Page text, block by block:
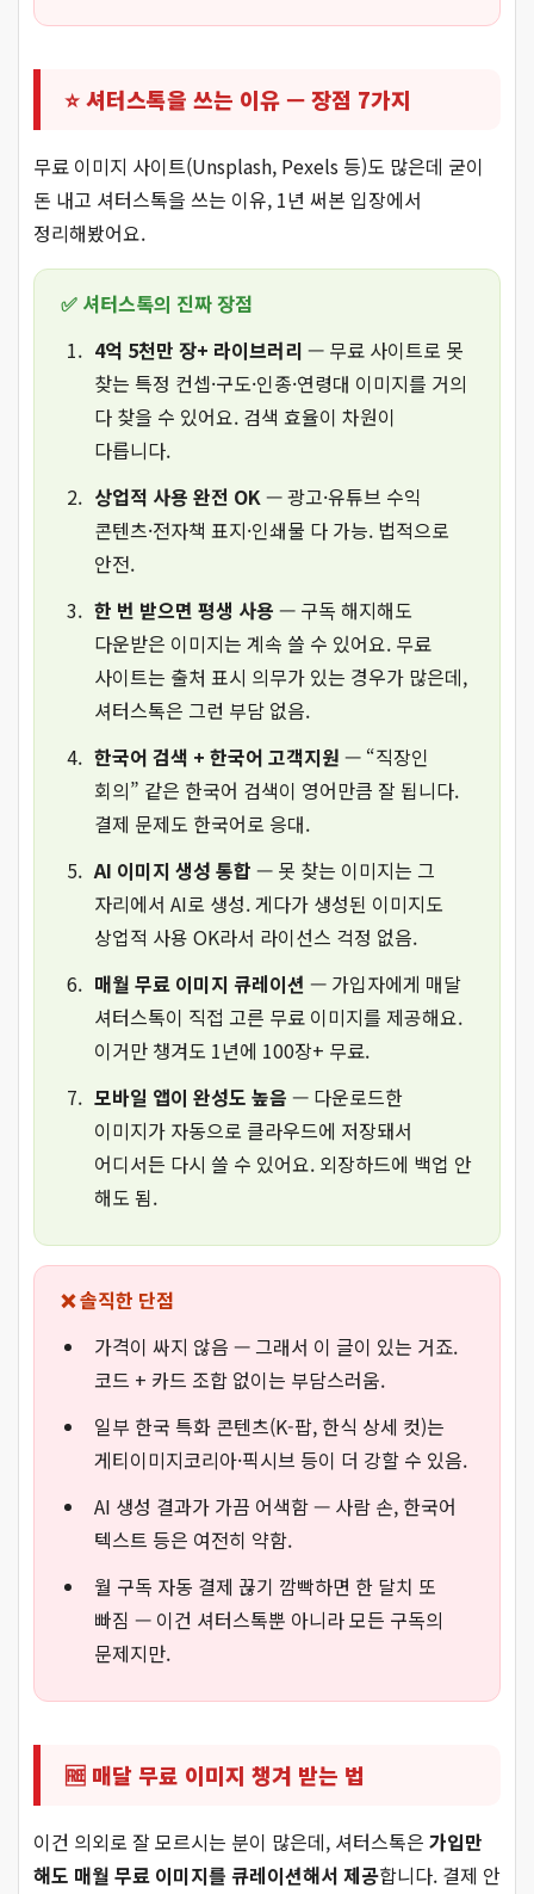
⭐ 셔터스톡을 쓰는 이유 — 장점 7가지
무료 이미지 사이트(Unsplash, Pexels 등)도 많은데 굳이
돈 내고 셔터스톡을 쓰는 이유, 1년 써본 입장에서
정리해봤어요.
✅ 셔터스톡의 진짜 장점
4억 5천만 장+ 라이브러리 — 무료 사이트로 못
찾는 특정 컨셉·구도·인종·연령대 이미지를 거의
다 찾을 수 있어요. 검색 효율이 차원이
다릅니다.
상업적 사용 완전 OK— 광고·유튜브 수익
콘텐츠·전자책 표지·인쇄물 다 가능. 법적으로
안전.
한 번 받으면 평생 사용 — 구독 해지해도
다운받은 이미지는 계속 쓸 수 있어요. 무료
사이트는 출처 표시 의무가 있는 경우가 많은데,
셔터스톡은 그런 부담 없음.
한국어 검색 + 한국어 고객지원 — “직장인
회의” 같은 한국어 검색이 영어만큼 잘 됩니다.
결제 문제도 한국어로 응대.
AI 이미지 생성 통합 — 못 찾는 이미지는 그
자리에서 AI로 생성. 게다가 생성된 이미지도
상업적 사용 OK라서 라이선스 걱정 없음.
매월 무료 이미지 큐레이션 — 가입자에게 매달
셔터스톡이 직접 고른 무료 이미지를 제공해요.
이거만 챙겨도 1년에 100장+ 무료.
모바일 앱이 완성도 높음 — 다운로드한
이미지가 자동으로 클라우드에 저장돼서
어디서든 다시 쓸 수 있어요. 외장하드에 백업 안
해도 됨.
❌ 솔직한 단점
가격이 싸지 않음 — 그래서 이 글이 있는 거죠.
코드 + 카드 조합 없이는 부담스러움.
일부 한국 특화 콘텐츠(K-팝, 한식 상세 컷)는
게티이미지코리아·픽시브 등이 더 강할 수 있음.
AI 생성 결과가 가끔 어색함 — 사람 손, 한국어
텍스트 등은 여전히 약함.
월 구독 자동 결제 끊기 깜빡하면 한 달치 또
빠짐 — 이건 셔터스톡뿐 아니라 모든 구독의
문제지만.
🆓 매달 무료 이미지 챙겨 받는 법
이건 의외로 잘 모르시는 분이 많은데, 셔터스톡은 가입만
해도 매월 무료 이미지를 큐레이션해서 제공합니다. 결제 안